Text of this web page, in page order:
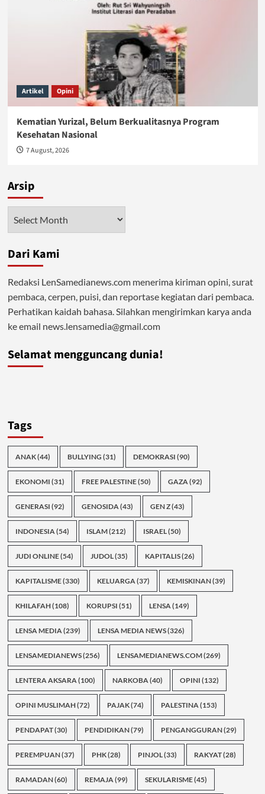
Artikel Opini
Kematian Yurizal, Belum Berkualitasnya Program
Kesehatan Nasional
7 August, 2026
Arsip
Dari Kami
Redaksi LenSamedianews.com menerima kiriman opini, surat
pembaca, cerpen, puisi, dan reportase kegiatan dari pembaca.
Perhatikan kaidah bahasa. Silahkan mengirimkan karya anda
ke email news.lensamedia@gmail.com
Selamat mengguncang dunia!
Tags
ANAK(44) BULLYING (31) DEMOKRASI (90)
EKONOMI (31) FREE PALESTINE(50) GAZA(92)
GENERASI (92) GENOSIDA(43) GEN Z(43)
INDONESIA(54) ISLAM(212) ISRAEL(50)
JUDI ONLINE(54) JUDOL(35) KAPITALIS(26)
KAPITALISME(330) KELUARGA(37) KEMISKINAN(39)
KHILAFAH(108) KORUPSI (51) LENSA(149)
LENSA MEDIA(239) LENSA MEDIA NEWS(326)
LENSAMEDIANEWS(256) LENSAMEDIANEWS.COM(269)
LENTERA AKSARA(100) NARKOBA(40) OPINI (132)
OPINI MUSLIMAH(72) PAJAK(74) PALESTINA(153)
PENDAPAT(30) PENDIDIKAN(79) PENGANGGURAN(29)
PEREMPUAN(37) PHK(28) PINJOL(33) RAKYAT(28)
RAMADAN(60) REMAJA(99) SEKULARISME(45)